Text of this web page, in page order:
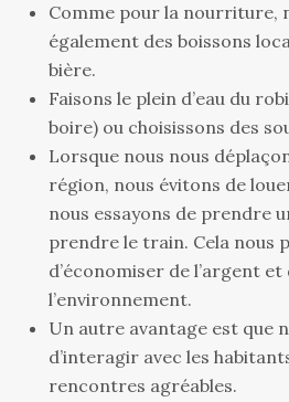
Comme pour la nourriture,
également des boissons
bière.
Faisons le plein d’eau du
boire) ou choisissons des
Lorsque nous nous
région, nous évitons de
nous essayons de prendre
prendre le train. Cela nous
d’économiser de l’argent
l’environnement.
Un autre avantage est que
d’interagir avec les
rencontres agréables.